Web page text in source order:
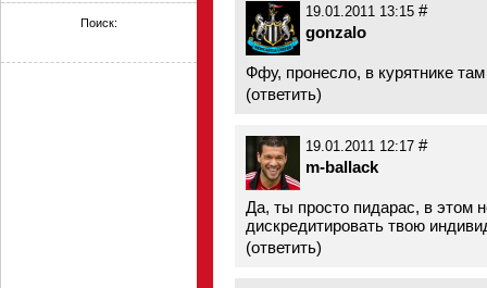
19.01.2011 13:15 #
gonzalo
Ффу, пронесло, в курятнике
(ответить)
19.01.2011 12:17 #
m-ballack
Да, ты просто пидарас, в этом
дискредитировать твою
(ответить)
Поиск: